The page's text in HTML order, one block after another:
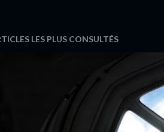
LES PLUS CONSULTÉS